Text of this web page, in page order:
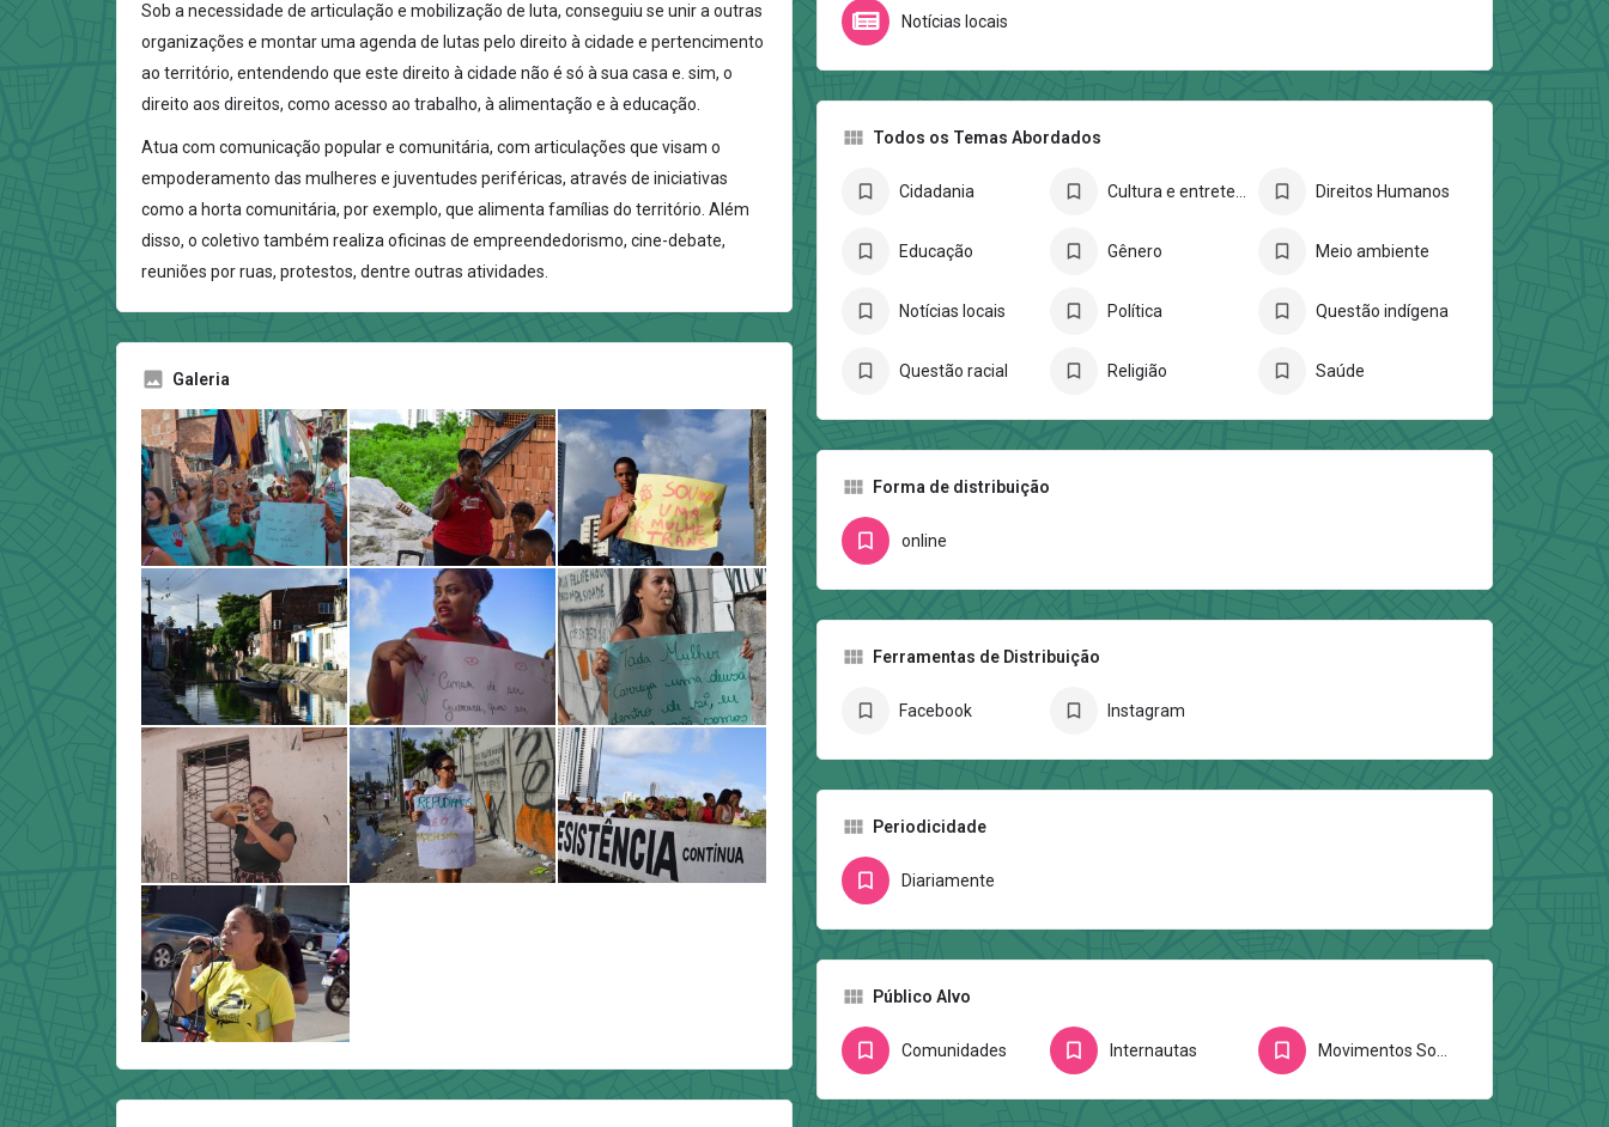
Sob a necessidade de articulação e mobilização de luta, conseguiu se unir a outras
organizações e montar uma agenda de lutas pelo direito à cidade e pertencimento
ao território, entendendo que este direito à cidade não é só à sua casa e. sim, o
direito aos direitos, como acesso ao trabalho, à alimentação e à educação.
Atua com comunicação popular e comunitária, com articulações que visam o
empoderamento das mulheres e juventudes periféricas, através de iniciativas
como a horta comunitária, por exemplo, que alimenta famílias do território. Além
disso, o coletivo também realiza oficinas de empreendedorismo, cine-debate,
reuniões por ruas, protestos, dentre outras atividades.
Galeria
Notícias locais
Todos os Temas Abordados
Cidadania Direitos Humanos
Educação Gênero Meio ambiente
Notícias locais Política Questão indígena
Questão racial Religião Saúde
Forma de distribuição
online
Ferramentas de Distribuição
Facebook Instagram
Periodicidade
Diariamente
Público Alvo
Comunidades Internautas